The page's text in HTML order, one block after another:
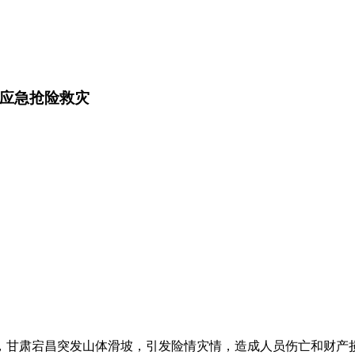
急抢险救灾
肃宕昌突发山体滑坡，引发险情灾情，造成人员伤亡和财